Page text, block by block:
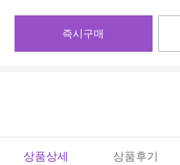
즉시구매
상품상세 상품후기